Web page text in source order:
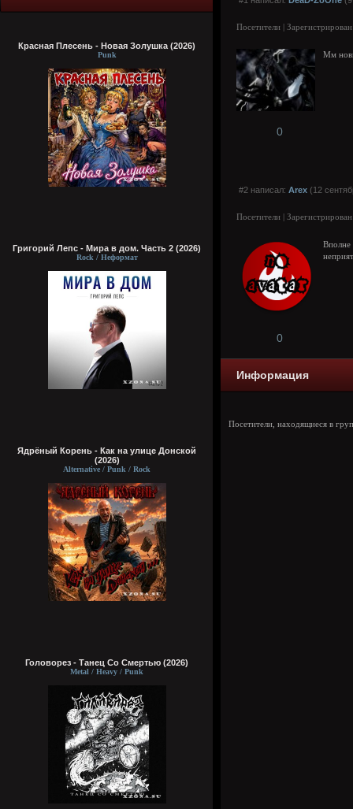
Красная Плесень - Новая Золушка (2026)
Punk
Григорий Лепс - Мира в дом. Часть 2 (2026)
Rock / Неформат
Ядрёный Корень - Как на улице Донской
(2026)
Alternative / Punk / Rock
Головорез - Tанец Со Смертью (2026)
Metal / Heavy / Punk
Посетители |
Мм
0
#2 написал: Arex (12
Посетители |
0
Информация
Посетители, находящиеся в